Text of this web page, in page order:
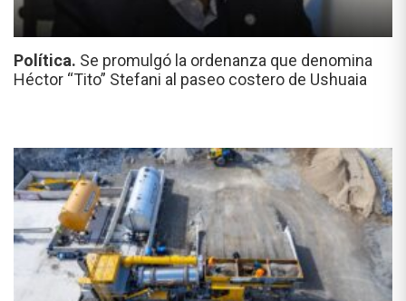
Política. Se promulgó la ordenanza que denomina
Héctor “Tito” Stefani al paseo costero de Ushuaia